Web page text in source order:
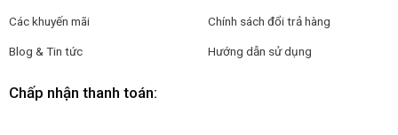
Các khuyến mãi
Blog & Tin tức
Chính sách đổi trả hàng
Hướng dẫn sử dụng
Chấp nhận thanh toán: